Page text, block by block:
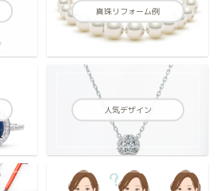
真珠リフォーム例
人気デザイン